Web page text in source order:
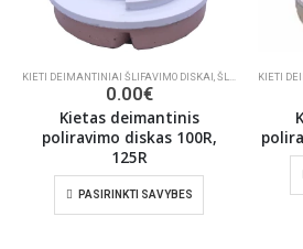
KIETI DEIMANTINIAI ŠLIFAVIMO DISKAI ŠLIFAVIMO/POLIRAVIMO INSTRUMENTAI
0.00€
Kietas deimantinis
poliravimo diskas 100R,
125R
PASIRINKTI SAVYBES
KIETI